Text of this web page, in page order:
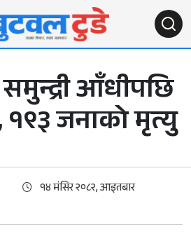
आँधीपछि
१९३ जनाको मृत्यु
१४ मंसिर २०८२, आइतबार